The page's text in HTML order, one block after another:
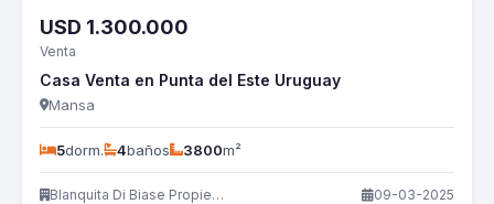
USD 1.300.000
Venta
Casa Venta en Punta del Este Uruguay
Mansa
5dorm. 4baños 3800m²
Blanquita Di Biase Propiedades 09-03-2025